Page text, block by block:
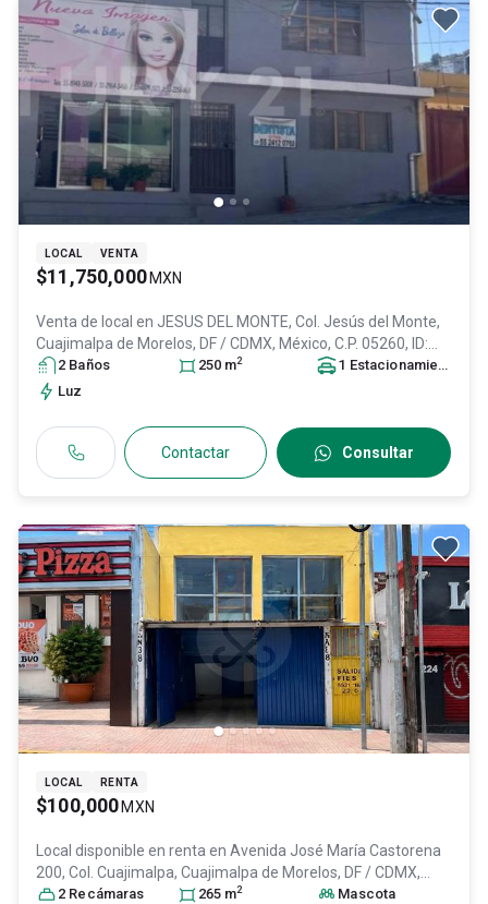
LOCAL VENTA
$11,750,000 MXN
Venta de local en JESUS DEL MONTE, Col. Jesús del Monte,
Cuajimalpa de Morelos, DF / CDMX, México, C.P. 05260, ID:
31019752
2 Baños 250 m2 1 Estacionamiento
Luz
Contactar Consultar
LOCAL RENTA
$100,000 MXN
Local disponible en renta en Avenida José María Castorena
200, Col. Cuajimalpa, Cuajimalpa de Morelos, DF / CDMX,
México, C.P. 05000 , ID:31647952
2 Recámaras 265 m2
Mascota